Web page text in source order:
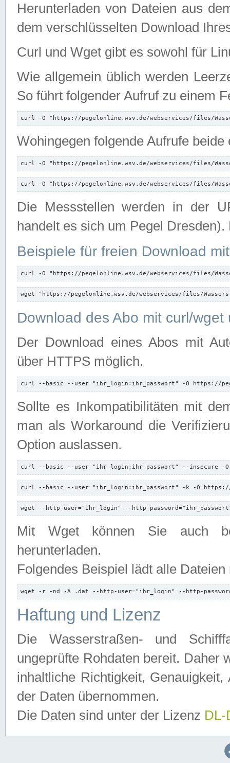
Herunterladen von Dateien aus
dem verschlüsselten Download
Curl und Wget gibt es sowohl für
Wie allgemein üblich werden
So führt folgender Aufruf zu einem
curl -O "https://pegelonline.wsv.de/webservices/files/
Wohingegen folgende Aufrufe beide
curl -O "https://pegelonline.wsv.de/webservices/files/
curl -O "https://pegelonline.wsv.de/webservices/files/
Die Messstellen werden in der
handelt es sich um Pegel
Beispiele für freien Download
curl -O "https://pegelonline.wsv.de/webservices/files/
wget "https://pegelonline.wsv.de/webservices/files/
Download des Abo mit curl/
Der Download eines Abos mit
über HTTPS möglich.
curl --basic --user "ihr_login:ihr_passwort" -O https://
Sollte es Inkompatibilitäten mit
man als Workaround die
Option auslassen.
curl --basic --user "ihr_login:ihr_passwort" --insecure -
curl --basic --user "ihr_login:ihr_passwort" -k -O
wget --http-user="ihr_login" --http-
Mit Wget können Sie auch
herunterladen.
Folgendes Beispiel lädt alle
wget -r -nd -A .dat --http-user="ihr_login" --http-
Haftung und Lizenz
Die Wasserstraßen- und
ungeprüfte Rohdaten bereit. Daher
inhaltliche Richtigkeit,
der Daten übernommen.
Die Daten sind unter der Lizenz